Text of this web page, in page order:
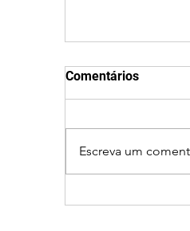
provocar
Comentários
Escreva um